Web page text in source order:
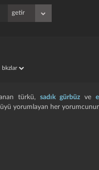
bkzlar
türkü,sadık gürbüz ve
yorumlayan her